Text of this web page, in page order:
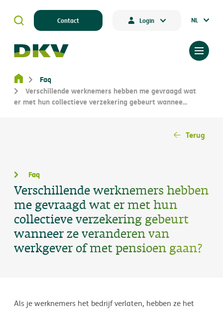
Contact Login NL
Faq
Verschillende werknemers hebben
me gevraagd wat er met hun
collectieve verzekering gebeurt
wanneer ze veranderen van
werkgever of met pensioen gaan?
Terug
Faq
Verschillende werknemers hebben me gevraagd wat
er met hun collectieve verzekering gebeurt wannee...
Als je werknemers het bedrijf verlaten, hebben ze het